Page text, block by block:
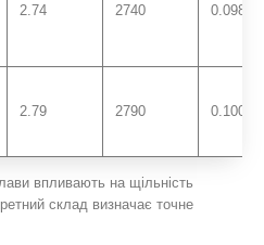
2.74 2740 0.0989
2.79 2790 0.1008
впливають на щільність
склад визначає точне